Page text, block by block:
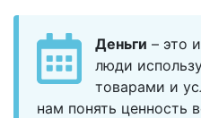
Деньги – это
люди
товарами и
нам понять ценность